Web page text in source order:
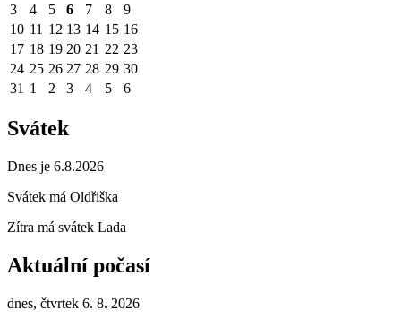
3
4 5 6 7 8
9
10 11 12 13 14 15 16
17 18 19 20 21 22 23
24 25 26 27 28 29 30
31 1 2 3 4 5 6
Svátek
Dnes je 6.8.2026
Svátek má Oldřiška
Zítra má svátek Lada
Aktuální počasí
dnes, čtvrtek 6. 8. 2026